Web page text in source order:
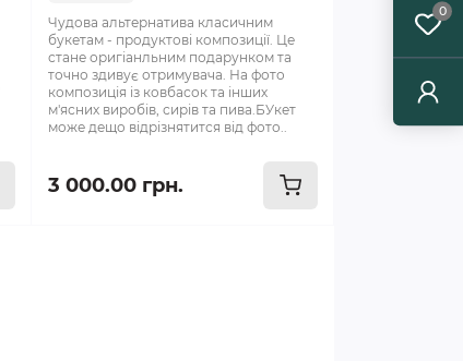
0
Чудова альтернатива класичним
букетам - продуктові композиції. Це
стане оригіанльним подарунком та
точно здивує отримувача. На фото
композиція із ковбасок та інших
м'ясних виробів, сирів та пива.БУкет
може дещо відрізнятится від фото..
3 000.00 грн.